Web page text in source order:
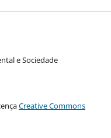
e Sociedade
Creative Commons